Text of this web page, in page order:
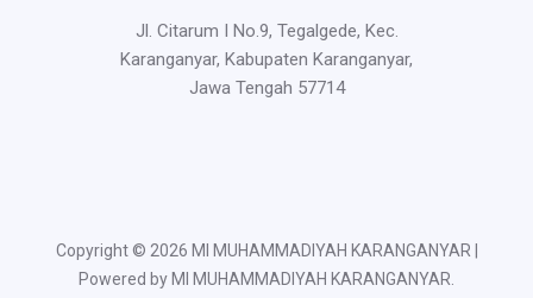
Jl. Citarum I No.9, Tegalgede, Kec.
Karanganyar, Kabupaten Karanganyar,
Jawa Tengah 57714
Copyright © 2026 MI MUHAMMADIYAH KARANGANYAR |
Powered by MI MUHAMMADIYAH KARANGANYAR.